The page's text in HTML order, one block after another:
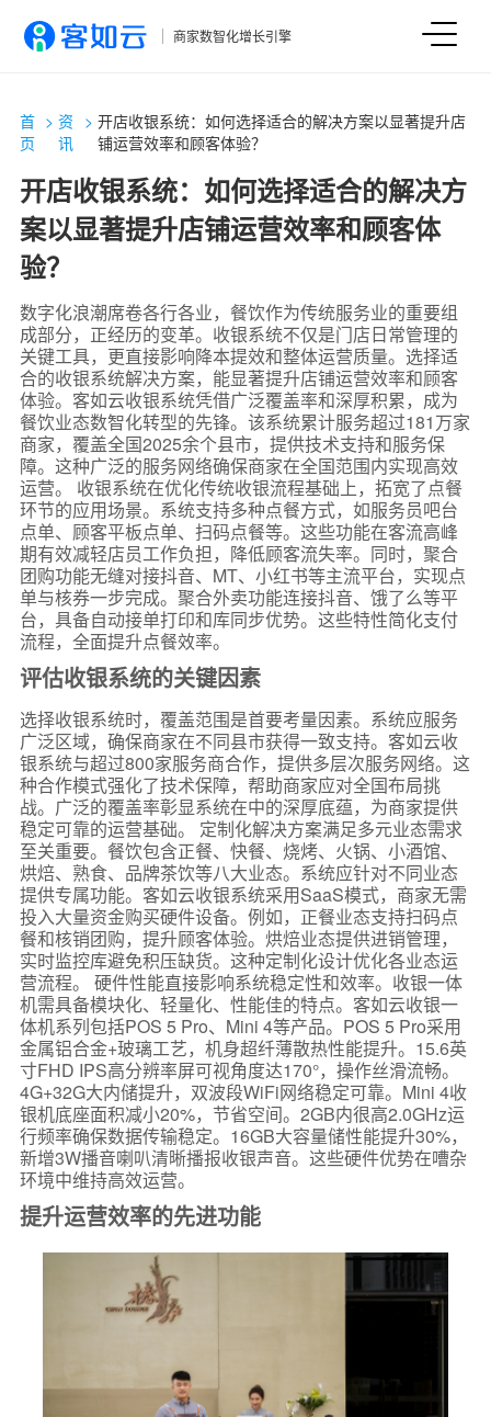
商家数智化增长引擎
首
页
>资
讯
> 开店收银系统：如何选择适合的解决方案以显著提升店
铺运营效率和顾客体验？
开店收银系统：如何选择适合的解决方
案以显著提升店铺运营效率和顾客体
验？
数字化浪潮席卷各行各业，餐饮作为传统服务业的重要组
成部分，正经历的变革。收银系统不仅是门店日常管理的
关键工具，更直接影响降本提效和整体运营质量。选择适
合的收银系统解决方案，能显著提升店铺运营效率和顾客
体验。客如云收银系统凭借广泛覆盖率和深厚积累，成为
餐饮业态数智化转型的先锋。该系统累计服务超过181万家
商家，覆盖全国2025余个县市，提供技术支持和服务保
障。这种广泛的服务网络确保商家在全国范围内实现高效
运营。 收银系统在优化传统收银流程基础上，拓宽了点餐
环节的应用场景。系统支持多种点餐方式，如服务员吧台
点单、顾客平板点单、扫码点餐等。这些功能在客流高峰
期有效减轻店员工作负担，降低顾客流失率。同时，聚合
团购功能无缝对接抖音、MT、小红书等主流平台，实现点
单与核券一步完成。聚合外卖功能连接抖音、饿了么等平
台，具备自动接单打印和库同步优势。这些特性简化支付
流程，全面提升点餐效率。
评估收银系统的关键因素
选择收银系统时，覆盖范围是首要考量因素。系统应服务
广泛区域，确保商家在不同县市获得一致支持。客如云收
银系统与超过800家服务商合作，提供多层次服务网络。这
种合作模式强化了技术保障，帮助商家应对全国布局挑
战。广泛的覆盖率彰显系统在中的深厚底蕴，为商家提供
稳定可靠的运营基础。 定制化解决方案满足多元业态需求
至关重要。餐饮包含正餐、快餐、烧烤、火锅、小酒馆、
烘焙、熟食、品牌茶饮等八大业态。系统应针对不同业态
提供专属功能。客如云收银系统采用SaaS模式，商家无需
投入大量资金购买硬件设备。例如，正餐业态支持扫码点
餐和核销团购，提升顾客体验。烘焙业态提供进销管理，
实时监控库避免积压缺货。这种定制化设计优化各业态运
营流程。 硬件性能直接影响系统稳定性和效率。收银一体
机需具备模块化、轻量化、性能佳的特点。客如云收银一
体机系列包括POS 5 Pro、Mini 4等产品。POS 5 Pro采用
金属铝合金+玻璃工艺，机身超纤薄散热性能提升。15.6英
寸FHD IPS高分辨率屏可视角度达170°，操作丝滑流畅。
4G+32G大内储提升，双波段WiFi网络稳定可靠。Mini 4收
银机底座面积减小20%，节省空间。2GB内很高2.0GHz运
行频率确保数据传输稳定。16GB大容量储性能提升30%，
新增3W播音喇叭清晰播报收银声音。这些硬件优势在嘈杂
环境中维持高效运营。
提升运营效率的先进功能